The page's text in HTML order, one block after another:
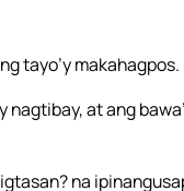
tayo’y makahagpos.
nagtibay, at ang
na